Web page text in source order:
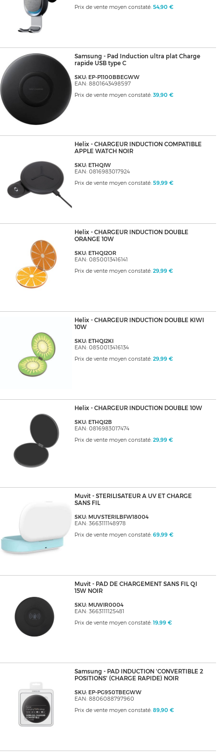
Prix de vente moyen constaté: 54,90 €
Samsung - Pad Induction ultra plat Charge
rapide USB type C
SKU: EP-P1100BBEGWW
EAN: 8801643498597
Prix de vente moyen constaté: 39,90 €
Helix - CHARGEUR INDUCTION COMPATIBLE
APPLE WATCH NOIR
SKU: ETHQIW
EAN: 0816983017924
Prix de vente moyen constaté: 59,99 €
Helix - CHARGEUR INDUCTION DOUBLE
ORANGE 10W
SKU: ETHQI2OR
EAN: 0850013416141
Prix de vente moyen constaté: 29,99 €
Helix - CHARGEUR INDUCTION DOUBLE KIWI
10W
SKU: ETHQI2KI
EAN: 0850013416134
Prix de vente moyen constaté: 29,99 €
Helix - CHARGEUR INDUCTION DOUBLE 10W
SKU: ETHQI2B
EAN: 0816983017474
Prix de vente moyen constaté: 29,99 €
Muvit - STERILISATEUR A UV ET CHARGE
SANS FIL
SKU: MUVSTERILBFW18004
EAN: 3663111148978
Prix de vente moyen constaté: 69,99 €
Muvit - PAD DE CHARGEMENT SANS FIL QI
15W NOIR
SKU: MUWIR0004
EAN: 3663111125481
Prix de vente moyen constaté: 19,99 €
Samsung - PAD INDUCTION 'CONVERTIBLE 2
POSITIONS' (CHARGE RAPIDE) NOIR
SKU: EP-PG950TBEGWW
EAN: 8806088797960
Prix de vente moyen constaté: 89,90 €